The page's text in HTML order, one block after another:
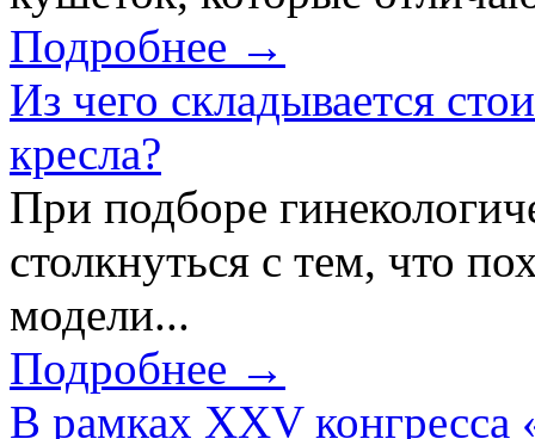
Подробнее →
Из чего складывается
кресла?
При подборе
столкнуться с тем, что
модели...
Подробнее →
В рамках XXV конгресса